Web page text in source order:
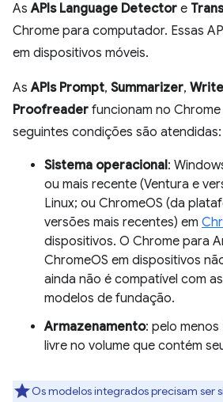
AsAPIs Language Detector e
Chrome para computador. Essas
em dispositivos móveis.
AsAPIs Prompt, Summarizer,
Proofreader funcionam no
seguintes condições são atendidas:
Sistema operacional:
ou mais recente (Ventura e
Linux; ou ChromeOS (da
versões mais recentes) em
dispositivos. O Chrome para
ChromeOS em dispositivos
ainda não é compatível com
modelos de fundação.
Armazenamento: pelo
livre no volume que contém
Os modelos integrados precisam ser